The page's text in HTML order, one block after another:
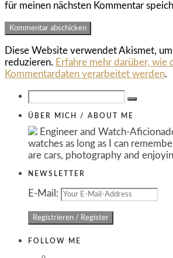
für meinen nächsten Kommentar
Diese Website verwendet Akismet, um
reduzieren. Erfahre mehr darüber, wie
Kommentardaten verarbeitet werden.
ÜBER MICH / ABOUT ME
Engineer and Watch-
watches as long as I can
are cars, photography and
NEWSLETTER
E-Mail:
FOLLOW ME